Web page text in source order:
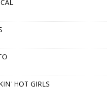
HOT GIRLS